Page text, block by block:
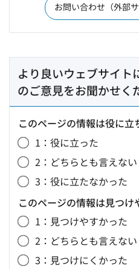
お問い合わせ（外部
より良いウェブサイト
のご意見をお聞かせく
このページの情報は役に立
1：役に立った
2：どちらとも言えない
3：役に立たなかった
このページの情報は見つけ
1：見つけやすかった
2：どちらとも言えない
3：見つけにくかった